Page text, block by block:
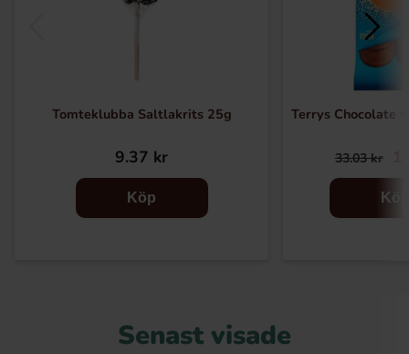
Tomteklubba Saltlakrits 25g
9.37 kr
Köp
Terrys Chocolate
33.03 kr
Köp
Senast visade